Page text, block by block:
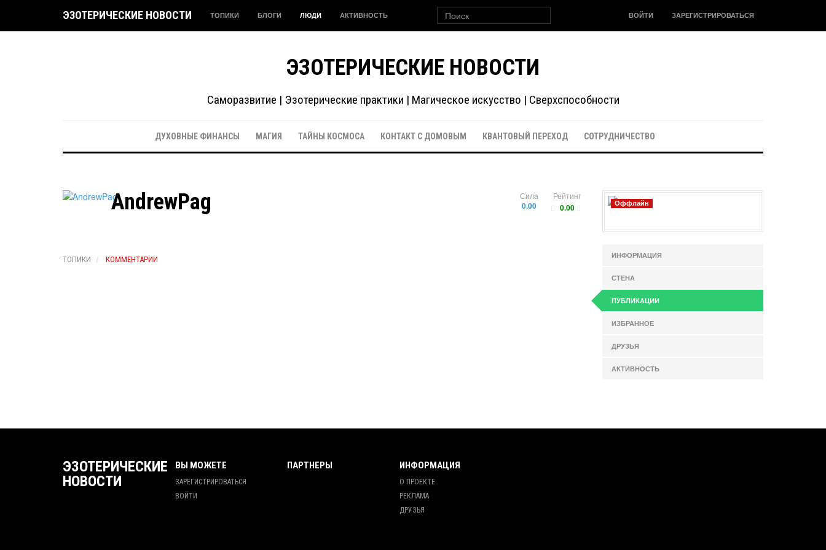
ЭЗОТЕРИЧЕСКИЕ НОВОСТИ ТОПИКИ БЛОГИ ЛЮДИ АКТИВНОСТЬ ВОЙТИ ЗАРЕГИСТРИРОВАТЬСЯ
ЭЗОТЕРИЧЕСКИЕ НОВОСТИ
Саморазвитие | Эзотерические практики | Магическое искусство | Сверхспособности
ДУХОВНЫЕ ФИНАНСЫ МАГИЯ ТАЙНЫ КОСМОСА КОНТАКТ С ДОМОВЫМ КВАНТОВЫЙ ПЕРЕХОД СОТРУДНИЧЕСТВО
Рейтинг
0.00
Сила
0.00
AndrewPag
ТОПИКИ КОММЕНТАРИИ
Оффлайн
ИНФОРМАЦИЯ
СТЕНА
ПУБЛИКАЦИИ
ИЗБРАННОЕ
ДРУЗЬЯ
АКТИВНОСТЬ
ЭЗОТЕРИЧЕСКИЕ
НОВОСТИ
ВЫ МОЖЕТЕ
ЗАРЕГИСТРИРОВАТЬСЯ
ВОЙТИ
ПАРТНЕРЫ ИНФОРМАЦИЯ
О ПРОЕКТЕ
РЕКЛАМА
ДРУЗЬЯ